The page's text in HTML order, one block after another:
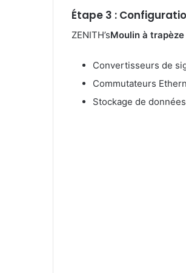
Étape 3 :
ZENITH’sMoulin à
Convertisseurs de
Commutateurs
Stockage de